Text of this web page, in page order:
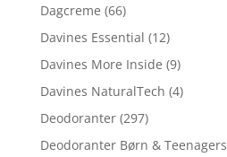
Dagcreme (66)
Davines Essential (12)
Davines More Inside (9)
Davines NaturalTech (4)
Deodoranter (297)
Deodoranter Børn & Teenagers